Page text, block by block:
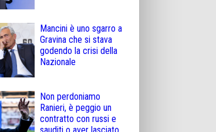
Mancini è uno sgarro a
Gravina che si stava
godendo la crisi della
Nazionale
Non perdoniamo
Ranieri, è peggio un
contratto con russi e